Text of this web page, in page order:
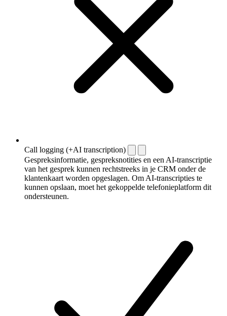
Call logging (+AI transcription)
Gespreksinformatie, gespreksnotities en een AI-transcriptie
van het gesprek kunnen rechtstreeks in je CRM onder de
klantenkaart worden opgeslagen. Om AI-transcripties te
kunnen opslaan, moet het gekoppelde telefonieplatform dit
ondersteunen.